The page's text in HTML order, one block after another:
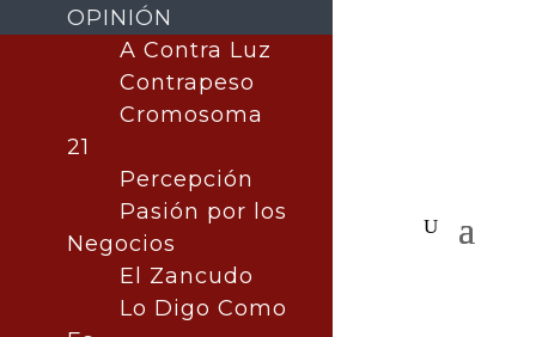
OPINIÓN
A Contra Luz
Contrapeso
Cromosoma
21
Percepción
Pasión por los
Negocios
El Zancudo
Lo Digo Como